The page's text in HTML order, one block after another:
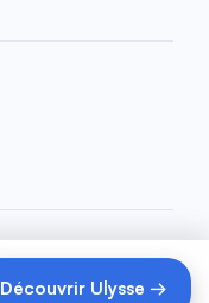
Découvrir Ulysse →